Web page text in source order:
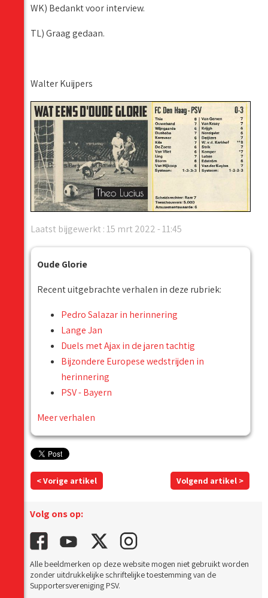
WK) Bedankt voor interview.
TL) Graag gedaan.
Walter Kuijpers
Laatst bijgewerkt : 15 mrt 2022 - 11:45
Oude Glorie
Recent uitgebrachte verhalen in deze rubriek:
Pedro Salazar in herinnering
Lange Jan
Duels met Ajax in de jaren tachtig
Bijzondere Europese wedstrijden in
herinnering
PSV - Bayern
Meer verhalen
< Vorige artikel Volgend artikel >
Volg ons op:
Alle beeldmerken op deze website mogen niet gebruikt worden
zonder uitdrukkelijke schriftelijke toestemming van de
Supportersvereniging PSV.